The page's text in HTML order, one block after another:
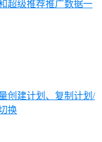
超级推荐推广数据一
创建计划、复制计划/
换